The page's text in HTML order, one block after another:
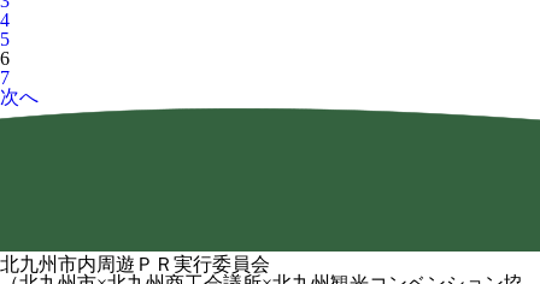
4
5
6
7
次へ
北九州市内周遊ＰＲ実行委員会